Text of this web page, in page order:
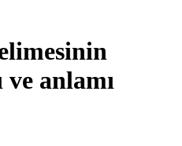
ve anlamı